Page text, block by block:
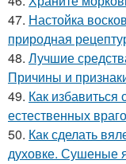
47. Настойка
природная
48. Лучшие
Причины и
49. Как избавиться
естественных
50. Как сделать
духовке. Сушеные